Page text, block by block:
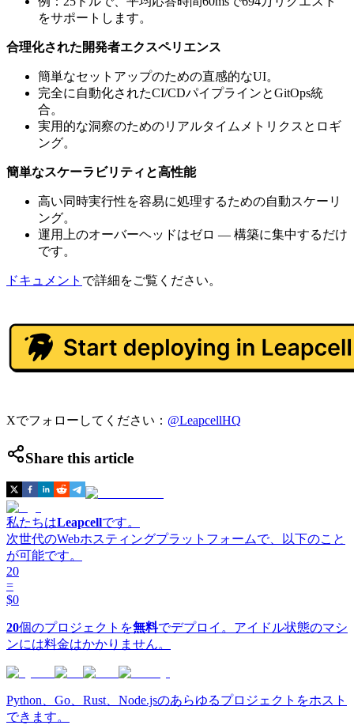
をサポートします。
合理化された開発者エクスペリエンス
簡単なセットアップのための直感的なUI。
完全に自動化されたCI/CDパイプラインとGitOps統
合。
実用的な洞察のためのリアルタイムメトリクスとロギ
ング。
簡単なスケーラビリティと高性能
高い同時実行性を容易に処理するための自動スケーリ
ング。
運用上のオーバーヘッドはゼロ — 構築に集中するだけ
です。
ドキュメント で詳細をご覧ください。
Xでフォローしてください： @LeapcellHQ
Share this article
私たちはLeapcellです。
次世代のWebホスティングプラットフォームで、以下のこと
が可能です。
20
=
$0
20個のプロジェクトを無料でデプロイ。アイドル状態のマシ
ンには料金はかかりません。
Python、Go、Rust、Node.jsのあらゆるプロジェクトをホスト
できます。